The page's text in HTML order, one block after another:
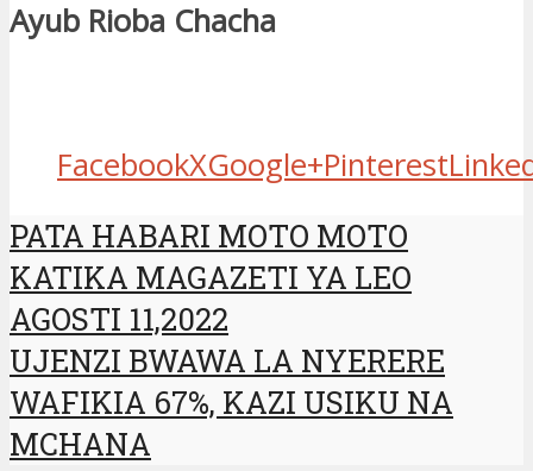
Ayub Rioba Chacha
FacebookXGoogle+Pinterest
PATA HABARI MOTO MOTO
KATIKA MAGAZETI YA LEO
AGOSTI 11,2022
UJENZI BWAWA LA NYERERE
WAFIKIA 67%, KAZI USIKU NA
MCHANA